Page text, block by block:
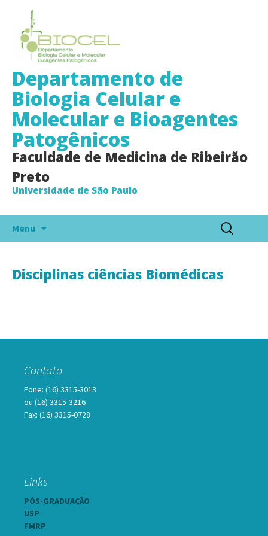
Departamento de
Biologia Celular e
Molecular e Bioagentes
Patogênicos
Faculdade de Medicina de Ribeirão
Preto
Universidade de São Paulo
Menu
Pesquisar
por:
Disciplinas ciências Biomédicas
Contato
Fone: (16) 3315-3013
ou (16) 3315-3216
Fax: (16) 3315-0728
Links
PÓS-GRADUAÇÃO
USP
FMRP